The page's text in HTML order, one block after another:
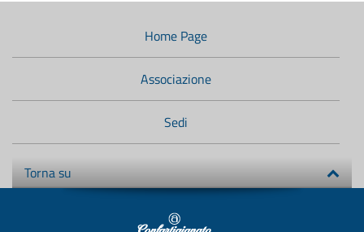
Home Page
Associazione
Sedi
Torna su